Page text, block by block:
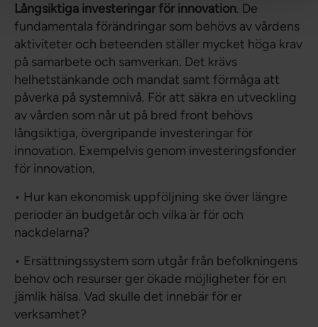
Långsiktiga investeringar för innovation. De
fundamentala förändringar som behövs av vårdens
aktiviteter och beteenden ställer mycket höga krav
på samarbete och samverkan. Det krävs
helhetstänkande och mandat samt förmåga att
påverka på systemnivå. För att säkra en utveckling
av vården som når ut på bred front behövs
långsiktiga, övergripande investeringar för
innovation. Exempelvis genom investeringsfonder
för innovation.
• Hur kan ekonomisk uppföljning ske över längre
perioder än budgetår och vilka är för och
nackdelarna?
• Ersättningssystem som utgår från befolkningens
behov och resurser ger ökade möjligheter för en
jämlik hälsa. Vad skulle det innebär för er
verksamhet?